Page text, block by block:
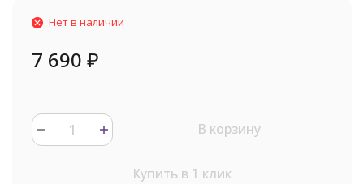
Нет в наличии
7 690 ₽
В корзину
Купить в 1 клик